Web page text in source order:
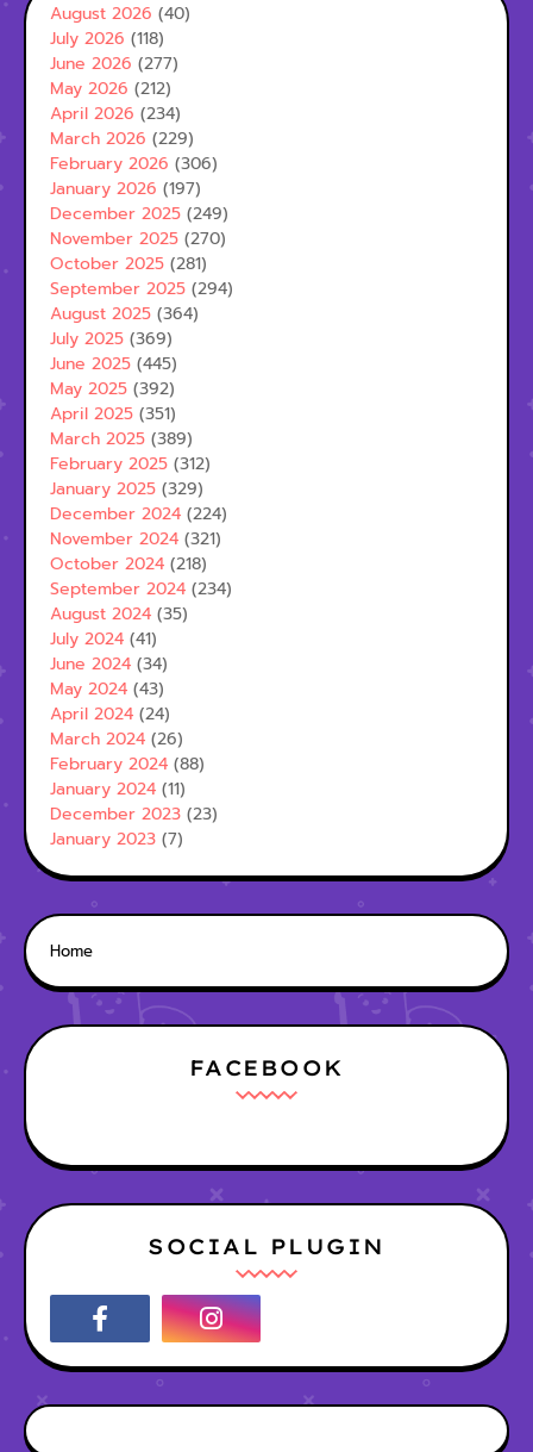
August 2026 (40)
July 2026 (118)
June 2026 (277)
May 2026 (212)
April 2026 (234)
March 2026 (229)
February 2026 (306)
January 2026 (197)
December 2025 (249)
November 2025 (270)
October 2025 (281)
September 2025 (294)
August 2025 (364)
July 2025 (369)
June 2025 (445)
May 2025 (392)
April 2025 (351)
March 2025 (389)
February 2025 (312)
January 2025 (329)
December 2024 (224)
November 2024 (321)
October 2024 (218)
September 2024 (234)
August 2024 (35)
July 2024 (41)
June 2024 (34)
May 2024 (43)
April 2024 (24)
March 2024 (26)
February 2024 (88)
January 2024 (11)
December 2023 (23)
January 2023 (7)
Home
FACEBOOK
SOCIAL PLUGIN